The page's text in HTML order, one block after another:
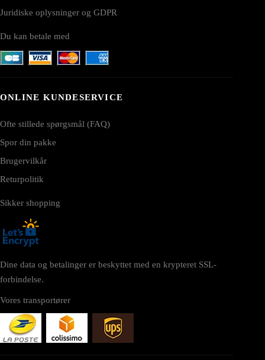
Juridiske oplysninger og GDPR
Du kan betale med
ONLINE KUNDESERVICE
Ofte stillede spørgsmål (FAQ)
Spor din pakke
Brugervilkår
Returpolitik
Sikker shopping
Dine data og betalinger er beskyttet med en krypteret SSL-
forbindelse.
Vores transportører